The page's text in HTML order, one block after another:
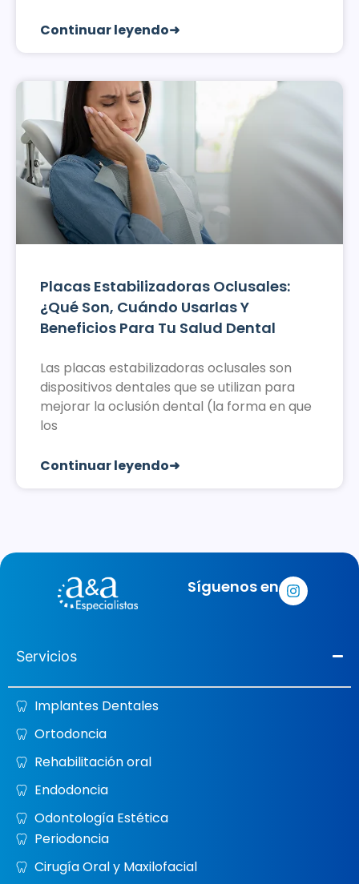
Continuar leyendo➜
Placas Estabilizadoras Oclusales:
¿Qué Son, Cuándo Usarlas Y
Beneficios Para Tu Salud Dental
Las placas estabilizadoras oclusales son
dispositivos dentales que se utilizan para
mejorar la oclusión dental (la forma en que
los
Continuar leyendo➜
Síguenos en
Servicios
Implantes Dentales
Ortodoncia
Rehabilitación oral
Endodoncia
Odontología Estética
Periodoncia
Cirugía Oral y Maxilofacial